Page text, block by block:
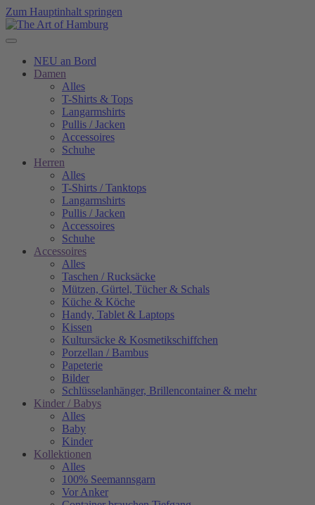
Zum Hauptinhalt springen
NEU an Bord
Damen
Alles
T-Shirts & Tops
Langarmshirts
Pullis / Jacken
Accessoires
Schuhe
Herren
Alles
T-Shirts / Tanktops
Langarmshirts
Pullis / Jacken
Accessoires
Schuhe
Accessoires
Alles
Taschen / Rucksäcke
Mützen, Gürtel, Tücher & Schals
Küche & Köche
Handy, Tablet & Laptops
Kissen
Kultursäcke & Kosmetikschiffchen
Porzellan / Bambus
Papeterie
Bilder
Schlüsselanhänger, Brillencontainer & mehr
Kinder / Babys
Alles
Baby
Kinder
Kollektionen
Alles
100% Seemannsgarn
Vor Anker